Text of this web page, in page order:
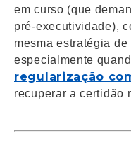
em curso (que
pré-executividade),
mesma estratégia
especialmente
regularização
recuperar a certidão